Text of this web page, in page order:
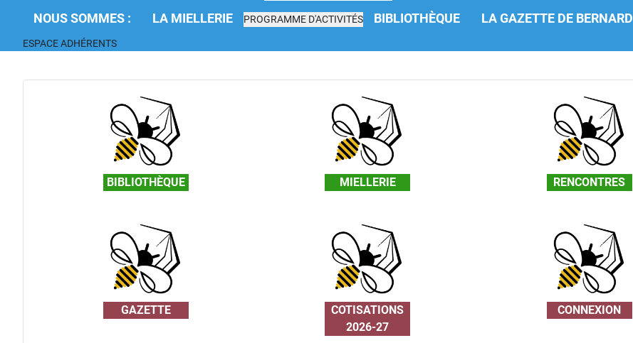
NOUS SOMMES : LA MIELLERIE PROGRAMME D'ACTIVITÉS BIBLIOTHÈQUE LA GAZETTE DE BERNARD
ESPACE ADHÉRENTS
BIBLIOTHÈQUE MIELLERIE RENCONTRES
GAZETTE
COTISATIONS
2026-27
CONNEXION